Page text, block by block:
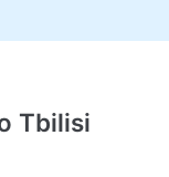
Tbilisi